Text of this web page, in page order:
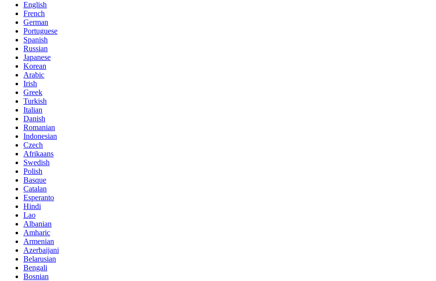
English
French
German
Portuguese
Spanish
Russian
Japanese
Korean
Arabic
Irish
Greek
Turkish
Italian
Danish
Romanian
Indonesian
Czech
Afrikaans
Swedish
Polish
Basque
Catalan
Esperanto
Hindi
Lao
Albanian
Amharic
Armenian
Azerbaijani
Belarusian
Bengali
Bosnian